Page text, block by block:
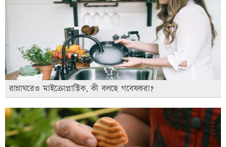
রান্নাঘরেও মাইক্রোপ্লাস্টিক, কী বলছে গবেষকরা?